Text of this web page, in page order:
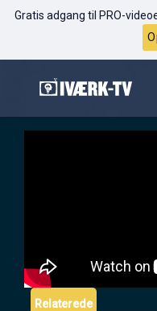
Gratis adgang til PRO-
Webtekst der
gennemgang
Relaterede